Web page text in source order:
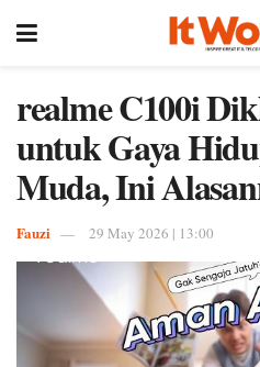
realme C100i
untuk Gaya
Muda, Ini
Fauzi 29 May 2026 | 13:00